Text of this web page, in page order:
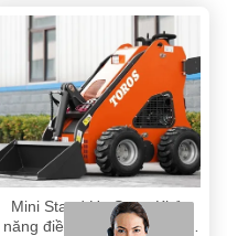
Mini Stand Up Steer Khả
năng điều khiển nhiều mục